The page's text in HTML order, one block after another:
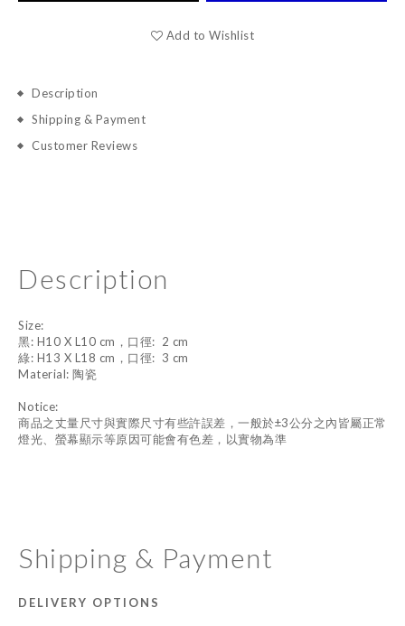
Add to Wishlist
Description
Shipping & Payment
Customer Reviews
Description
Size:
黑: H10 X L10 cm，口徑: 2 cm
綠: H13 X L18 cm，口徑: 3 cm
Material: 陶瓷
Notice:
商品之丈量尺寸與實際尺寸有些許誤差，一般於±3公分之內皆屬正常
燈光、螢幕顯示等原因可能會有色差，以實物為準
Shipping & Payment
DELIVERY OPTIONS